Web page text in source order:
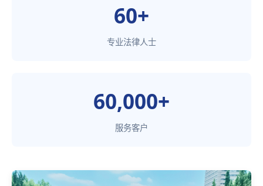
60+
专业法律人士
60,000+
服务客户